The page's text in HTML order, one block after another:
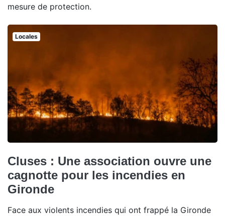
mesure de protection.
Locales
Cluses : Une association ouvre une
cagnotte pour les incendies en
Gironde
Face aux violents incendies qui ont frappé la Gironde